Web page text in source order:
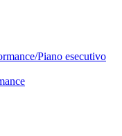
Piano esecutivo